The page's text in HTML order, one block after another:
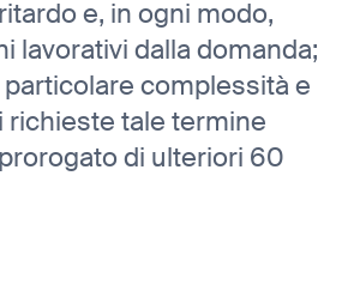
e, in ogni modo,
lavorativi dalla domanda;
complessità e
richieste tale termine
di ulteriori 60